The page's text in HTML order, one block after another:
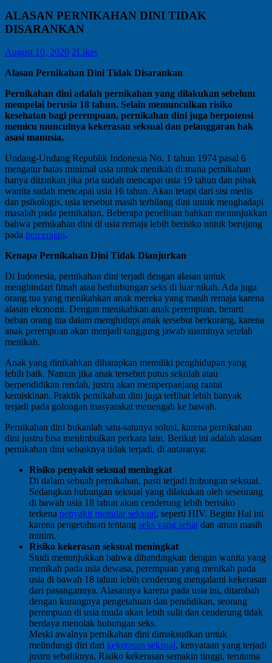
ALASAN PERNIKAHAN DINI TIDAK
DISARANKAN
August 10, 2020 2Likes
Alasan Pernikahan Dini Tidak Disarankan
Pernikahan dini adalah pernikahan yang dilakukan sebelum
mempelai berusia 18 tahun. Selain memunculkan risiko
kesehatan bagi perempuan, pernikahan dini juga berpotensi
memicu munculnya kekerasan seksual dan pelanggaran hak
asasi manusia.
Undang-Undang Republik Indonesia No. 1 tahun 1974 pasal 6
mengatur batas minimal usia untuk menikah di mana pernikahan
hanya diizinkan jika pria sudah mencapai usia 19 tahun dan pihak
wanita sudah mencapai usia 16 tahun. Akan tetapi dari sisi medis
dan psikologis, usia tersebut masih terbilang dini untuk menghadapi
masalah pada pernikahan. Beberapa penelitian bahkan menunjukkan
bahwa pernikahan dini di usia remaja lebih berisiko untuk berujung
pada perceraian.
Kenapa Pernikahan Dini Tidak Dianjurkan
Di Indonesia, pernikahan dini terjadi dengan alasan untuk
menghindari fitnah atau berhubungan seks di luar nikah. Ada juga
orang tua yang menikahkan anak mereka yang masih remaja karena
alasan ekonomi. Dengan menikahkan anak perempuan, berarti
beban orang tua dalam menghidupi anak tersebut berkurang, karena
anak perempuan akan menjadi tanggung jawab suaminya setelah
menikah.
Anak yang dinikahkan diharapkan memiliki penghidupan yang
lebih baik. Namun jika anak tersebut putus sekolah atau
berpendidikan rendah, justru akan memperpanjang rantai
kemiskinan. Praktik pernikahan dini juga terlihat lebih banyak
terjadi pada golongan masyarakat menengah ke bawah.
Pernikahan dini bukanlah satu-satunya solusi, karena pernikahan
dini justru bisa menimbulkan perkara lain. Berikut ini adalah alasan
pernikahan dini sebaiknya tidak terjadi, di antaranya:
Risiko penyakit seksual meningkat
Di dalam sebuah pernikahan, pasti terjadi hubungan seksual.
Sedangkan hubungan seksual yang dilakukan oleh seseorang
di bawah usia 18 tahun akan cenderung lebih berisiko
terkena penyakit menular seksual, seperti HIV. Begitu Hal ini
karena pengetahuan tentang seks yang sehat dan aman masih
minim.
Risiko kekerasan seksual meningkat
Studi menunjukkan bahwa dibandingkan dengan wanita yang
menikah pada usia dewasa, perempuan yang menikah pada
usia di bawah 18 tahun lebih cenderung mengalami kekerasan
dari pasangannya. Alasannya karena pada usia ini, ditambah
dengan kurangnya pengetahuan dan pendidikan, seorang
perempuan di usia muda akan lebih sulit dan cenderung tidak
berdaya menolak hubungan seks.
Meski awalnya pernikahan dini dimaksudkan untuk
melindungi diri dari kekerasan seksual, kenyataan yang terjadi
justru sebaliknya. Risiko kekerasan semakin tinggi, terutama